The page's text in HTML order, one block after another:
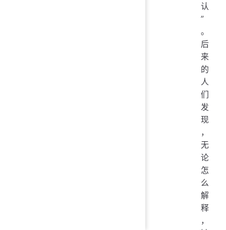
认
”
。
后
来
的
人
们
发
现
，
无
论
怎
么
解
释
，